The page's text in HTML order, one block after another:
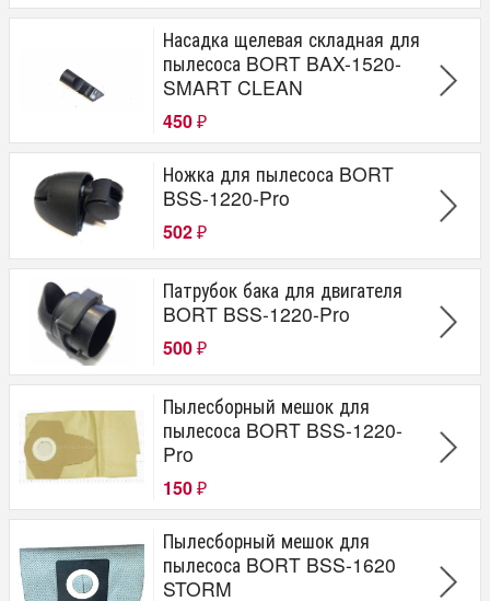
Насадка щелевая складная для
пылесоса BORT BAX-1520-
SMART CLEAN
450 ₽
Ножка для пылесоса BORT
BSS-1220-Pro
502 ₽
Патрубок бака для двигателя
BORT BSS-1220-Pro
500 ₽
Пылесборный мешок для
пылесоса BORT BSS-1220-
Pro
150 ₽
Пылесборный мешок для
пылесоса BORT BSS-1620
STORM